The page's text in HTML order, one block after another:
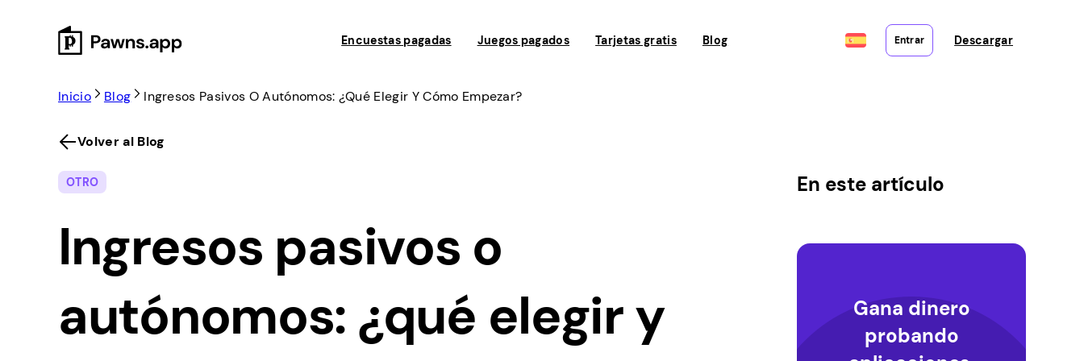
Encuestas pagadas Juegos pagados Tarjetas gratis Blog Entrar Descargar
Inicio Blog Ingresos Pasivos O Autónomos: ¿qué Elegir Y Cómo Empezar?
Volver al Blog
OTRO
Ingresos pasivos o
autónomos: ¿qué elegir y
En este artículo
Gana dinero
probando